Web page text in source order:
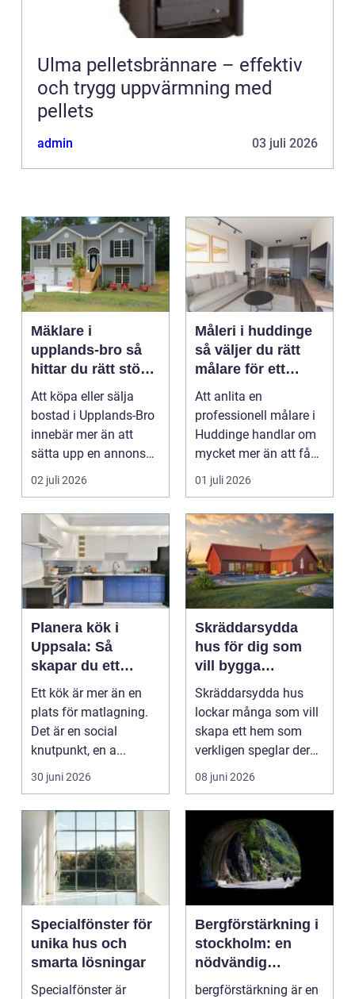
Ulma pelletsbrännare – effektiv
och trygg uppvärmning med
pellets
admin 03 juli 2026
Mäklare i
upplands-bro så
hittar du rätt stöd
för din
bostadsaffär
Att köpa eller sälja
bostad i Upplands-Bro
innebär mer än att
sätta upp en annons
och vänta in bud. ...
02 juli 2026
Måleri i huddinge
så väljer du rätt
målare för ett
hållbart resultat
Att anlita en
professionell målare i
Huddinge handlar om
mycket mer än att få
nya färger på
väggarna...
01 juli 2026
Planera kök i
Uppsala: Så
skapar du ett
funktionellt och
hållbart kök
Ett kök är mer än en
plats för matlagning.
Det är en social
knutpunkt, en a...
30 juni 2026
Skräddarsydda
hus för dig som
vill bygga
personligt och
hållbart
Skräddarsydda hus
lockar många som vill
skapa ett hem som
verkligen speglar deras
liv, sm...
08 juni 2026
Specialfönster för
unika hus och
smarta lösningar
Specialfönster är
Bergförstärkning i
stockholm: en
nödvändig
byggteknik
bergförstärkning är en